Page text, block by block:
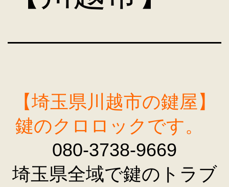
【埼玉県川越市の鍵屋】
鍵のクロロックです。
080-3738-9669
埼玉県全域で鍵のトラブ